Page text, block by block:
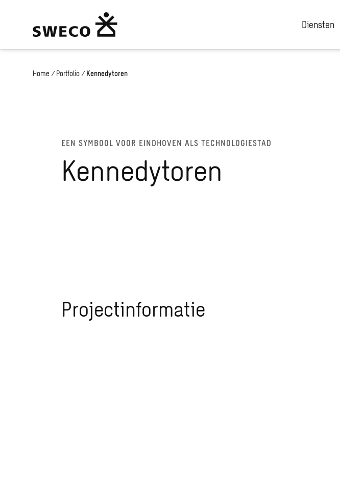
Diensten
Home / Portfolio / Kennedytoren
EEN SYMBOOL VOOR EINDHOVEN ALS TECHNOLOGIESTAD
Kennedytoren
Projectinformatie